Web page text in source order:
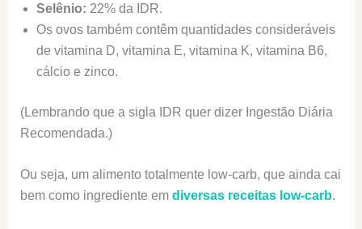
Selênio: 22% da IDR.
Os ovos também contêm quantidades consideráveis
de vitamina D, vitamina E, vitamina K, vitamina B6,
cálcio e zinco.
(Lembrando que a sigla IDR quer dizer Ingestão Diária
Recomendada.)
Ou seja, um alimento totalmente low-carb, que ainda cai
bem como ingrediente em diversas receitas low-carb.